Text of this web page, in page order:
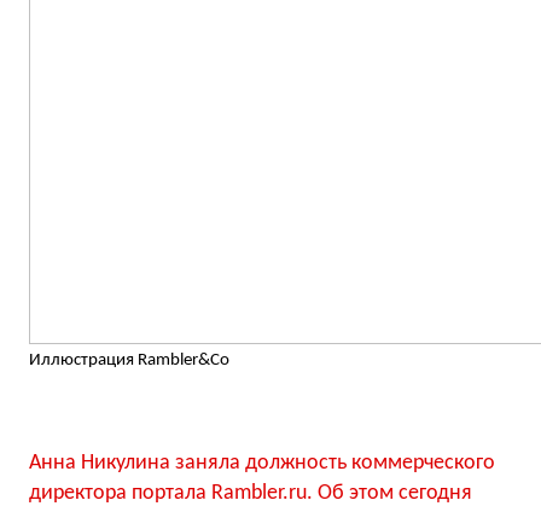
Иллюстрация Rambler&Co
Анна Никулина заняла должность коммерческого
директора портала Rambler.ru. Об этом сегодня